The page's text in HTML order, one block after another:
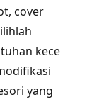
cover
kece
yang